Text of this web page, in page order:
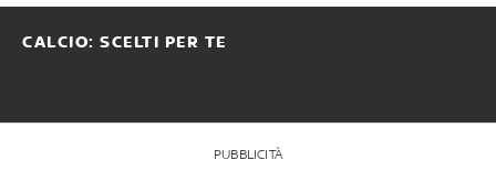
CALCIO: SCELTI PER TE
PUBBLICITÀ